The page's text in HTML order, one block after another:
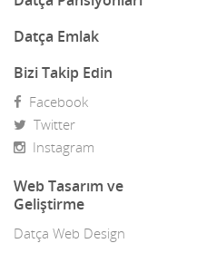
Dergiler
Diğer Ürünler
Direk Sahibinden Emlak
Diş Doktorları
Doğa Turları
Datça Emlak
Bizi Takip Edin
Facebook
Twitter
Instagram
Web Tasarım ve
Geliştirme
Datça Web Design